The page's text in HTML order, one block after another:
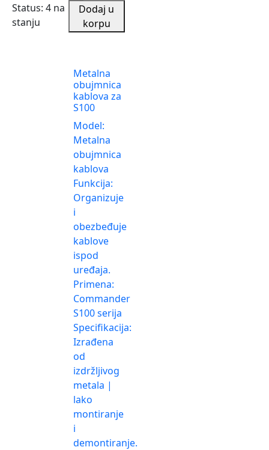
Status: 4 na
stanju
Dodaj u
korpu
Metalna
obujmnica
kablova za
S100
Model:
Metalna
obujmnica
kablova
Funkcija:
Organizuje
i
obezbeđuje
kablove
ispod
uređaja.
Primena:
Commander
S100 serija
Specifikacija:
Izrađena
od
izdržljivog
metala |
lako
montiranje
i
demontiranje.